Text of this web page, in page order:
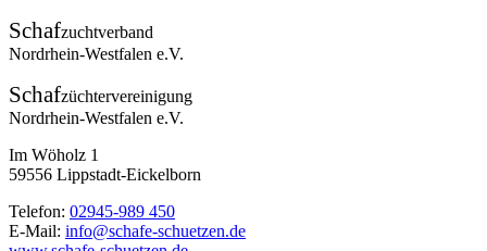
Schafzuchtverband
Nordrhein-Westfalen e.V.
Schafzüchtervereinigung
Nordrhein-Westfalen e.V.
Im Wöholz 1
59556 Lippstadt-Eickelborn
Telefon: 02945-989 450
E-Mail: info@schafe-schuetzen.de